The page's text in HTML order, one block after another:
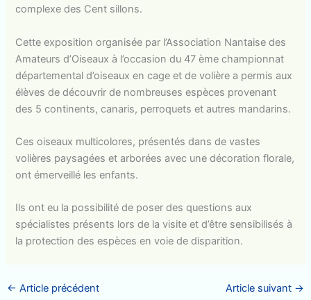
complexe des Cent sillons.
Cette exposition organisée par l’Association Nantaise des
Amateurs d’Oiseaux à l’occasion du 47 ème championnat
départemental d’oiseaux en cage et de volière a permis aux
élèves de découvrir de nombreuses espèces provenant
des 5 continents, canaris, perroquets et autres mandarins.
Ces oiseaux multicolores, présentés dans de vastes
volières paysagées et arborées avec une décoration florale,
ont émerveillé les enfants.
Ils ont eu la possibilité de poser des questions aux
spécialistes présents lors de la visite et d’être sensibilisés à
la protection des espèces en voie de disparition.
← Article précédent Article suivant →